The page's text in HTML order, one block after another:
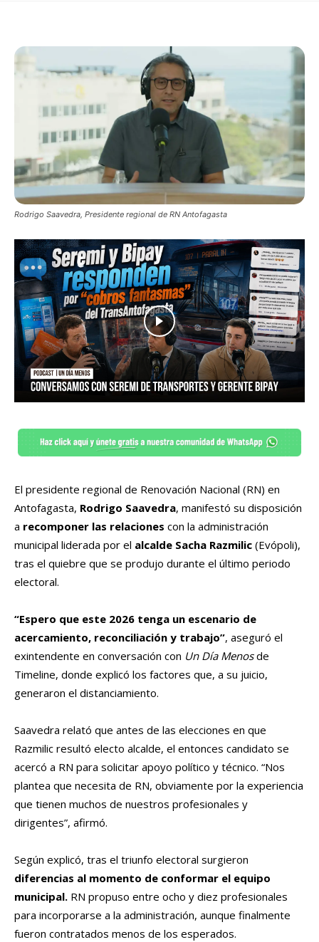
Rodrigo Saavedra, Presidente regional de RN Antofagasta
El presidente regional de Renovación Nacional (RN) en
Antofagasta, Rodrigo Saavedra, manifestó su disposición
a recomponer las relaciones con la administración
municipal liderada por el alcalde Sacha Razmilic (Evópoli),
tras el quiebre que se produjo durante el último periodo
electoral.
“Espero que este 2026 tenga un escenario de
acercamiento, reconciliación y trabajo”, aseguró el
exintendente en conversación con Un Día Menosde
Timeline, donde explicó los factores que, a su juicio,
generaron el distanciamiento.
Saavedra relató que antes de las elecciones en que
Razmilic resultó electo alcalde, el entonces candidato se
acercó a RN para solicitar apoyo político y técnico. “Nos
plantea que necesita de RN, obviamente por la experiencia
que tienen muchos de nuestros profesionales y
dirigentes”, afirmó.
Según explicó, tras el triunfo electoral surgieron
diferencias al momento de conformar el equipo
municipal. RN propuso entre ocho y diez profesionales
para incorporarse a la administración, aunque finalmente
fueron contratados menos de los esperados.